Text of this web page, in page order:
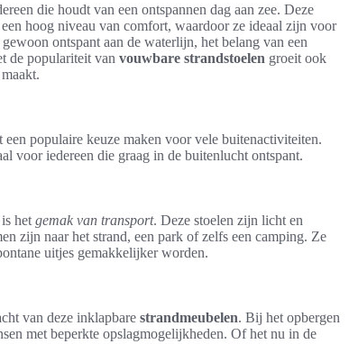
die houdt van een ontspannen dag aan zee. Deze
hoog niveau van comfort, waardoor ze ideaal zijn voor
ontspant aan de waterlijn, het belang van een
de populariteit van vouwbare strandstoelen groeit ook
populaire keuze maken voor vele buitenactiviteiten.
voor iedereen die graag in de buitenlucht ontspant.
is het gemak van transport. Deze stoelen zijn licht en
zijn naar het strand, een park of zelfs een camping. Ze
uitjes gemakkelijker worden.
van deze inklapbare strandmeubelen. Bij het opbergen
met beperkte opslagmogelijkheden. Of het nu in de